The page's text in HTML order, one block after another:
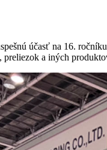
účasť na 16.
preliezok a iných